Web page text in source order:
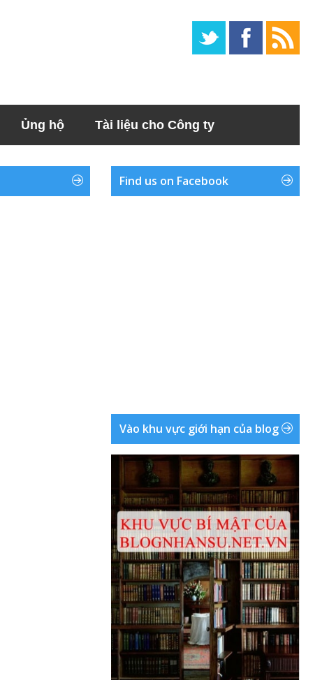
Ủng hộ Tài liệu cho Công ty
Find us on Facebook
Vào khu vực giới hạn của blog